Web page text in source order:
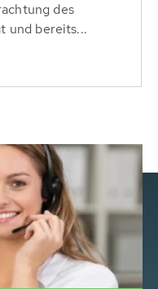
des
und bereits...